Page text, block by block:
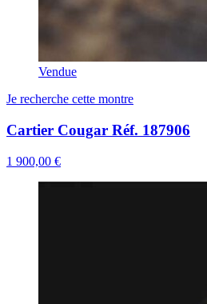
Vendue
Je recherche cette montre
Cartier Cougar Réf. 187906
1 900,00 €